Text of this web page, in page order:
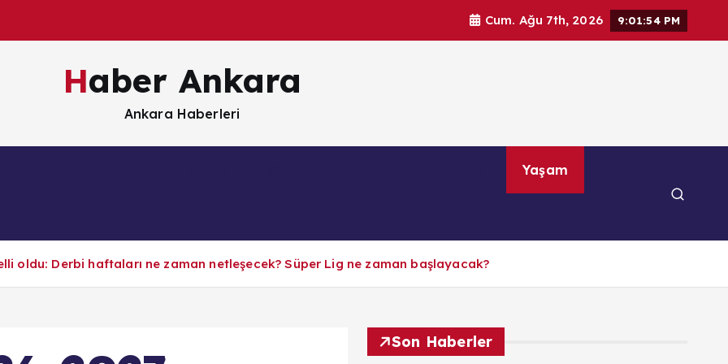
Cum. Ağu 7th, 2026 9:01:55 PM
Haber Ankara
Ankara Haberleri
Yaşam
oldu: Derbi haftaları ne zaman netleşecek? Süper Lig ne zaman başlayacak?
Son Haberler